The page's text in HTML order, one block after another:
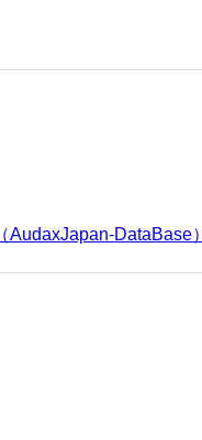
（AudaxJapan-DataBase）